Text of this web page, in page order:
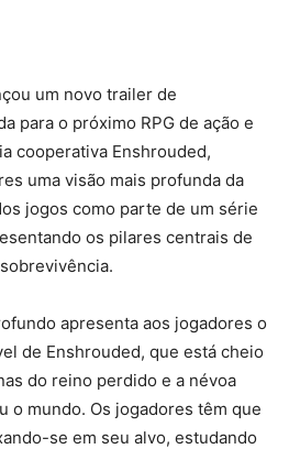
um novo trailer de
para o próximo RPG de ação e
cooperativa Enshrouded,
uma visão mais profunda da
jogos como parte de um série
os pilares centrais de
apresenta aos jogadores o
de Enshrouded, que está cheio
do reino perdido e a névoa
o mundo. Os jogadores têm que
se em seu alvo, estudando